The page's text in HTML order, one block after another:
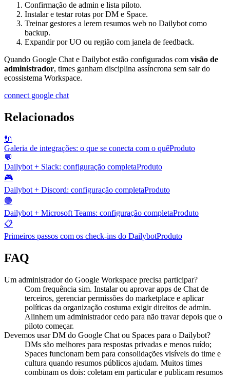
Confirmação de admin e lista piloto.
Instalar e testar rotas por DM e Space.
Treinar gestores a lerem resumos web no Dailybot como
backup.
Expandir por UO ou região com janela de feedback.
Quando Google Chat e Dailybot estão configurados com visão de
administrador, times ganham disciplina assíncrona sem sair do
ecossistema Workspace.
connect google chat
Relacionados
🔌
Galeria de integrações: o que se conecta com o quêProduto
💬
Dailybot + Slack: configuração completaProduto
🎮
Dailybot + Discord: configuração completaProduto
🟣
Dailybot + Microsoft Teams: configuração completaProduto
📋
Primeiros passos com os check-ins do DailybotProduto
FAQ
Um administrador do Google Workspace precisa participar?
Com frequência sim. Instalar ou aprovar apps de Chat de
terceiros, gerenciar permissões do marketplace e aplicar
políticas da organização costuma exigir direitos de admin.
Alinhem um administrador cedo para não travar depois que o
piloto começar.
Devemos usar DM do Google Chat ou Spaces para o Dailybot?
DMs são melhores para respostas privadas e menos ruído;
Spaces funcionam bem para consolidações visíveis do time e
cultura quando resumos públicos ajudam. Muitos times
combinam os dois: coletam em particular e publicam resumos